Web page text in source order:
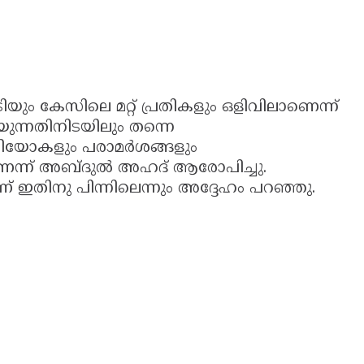
കേസിലെ മറ്റ് പ്രതികളും ഒളിവിലാണെന്ന്
തന്നെ
പരാമർശങ്ങളും
അബ്ദുൽ അഹദ് ആരോപിച്ചു.
ഇതിനു പിന്നിലെന്നും അദ്ദേഹം പറഞ്ഞു.